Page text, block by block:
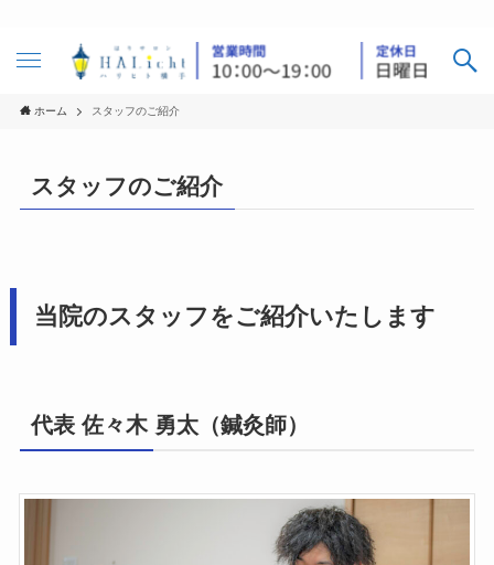
ホーム スタッフのご紹介
スタッフのご紹介
当院のスタッフをご紹介いたします
代表 佐々木 勇太（鍼灸師）